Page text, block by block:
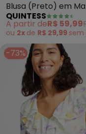
Blusa (Preto) em
Matelassê
QUINTESS
A partir deR$ 59,99
ou 2x de R$ 29,99 sem
-73%